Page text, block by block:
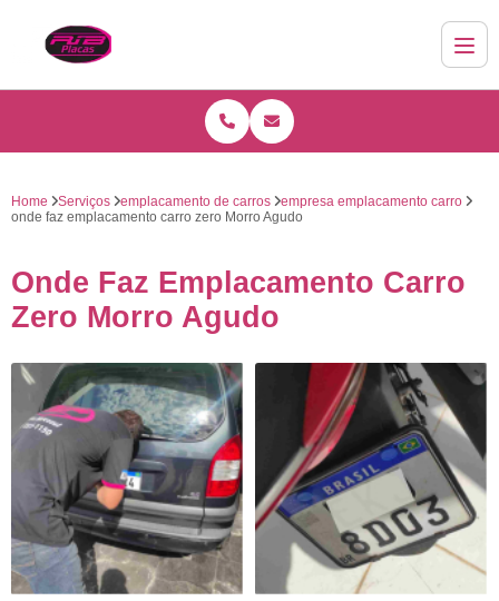
Home Serviços emplacamento de carros
empresa emplacamento carro
onde faz emplacamento carro zero Morro Agudo
Onde Faz Emplacamento Carro
Zero Morro Agudo